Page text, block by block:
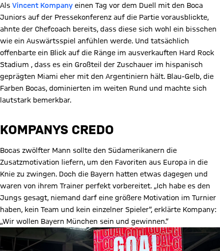
Als Vincent Kompany einen Tag vor dem Duell mit den Boca
Juniors auf der Pressekonferenz auf die Partie vorausblickte,
ahnte der Chefcoach bereits, dass diese sich wohl ein bisschen
wie ein Auswärtsspiel anfühlen werde. Und tatsächlich
offenbarte ein Blick auf die Ränge im ausverkauften Hard Rock
Stadium , dass es ein Großteil der Zuschauer im hispanisch
geprägten Miami eher mit den Argentiniern hält. Blau-Gelb, die
Farben Bocas, dominierten im weiten Rund und machte sich
lautstark bemerkbar.
KOMPANYS CREDO
Bocas zwölfter Mann sollte den Südamerikanern die
Zusatzmotivation liefern, um den Favoriten aus Europa in die
Knie zu zwingen. Doch die Bayern hatten etwas dagegen und
waren von ihrem Trainer perfekt vorbereitet. „Ich habe es den
Jungs gesagt, niemand darf eine größere Motivation im Turnier
haben, kein Team und kein einzelner Spieler“, erklärte Kompany:
„Wir wollen Bayern München sein und gewinnen.“